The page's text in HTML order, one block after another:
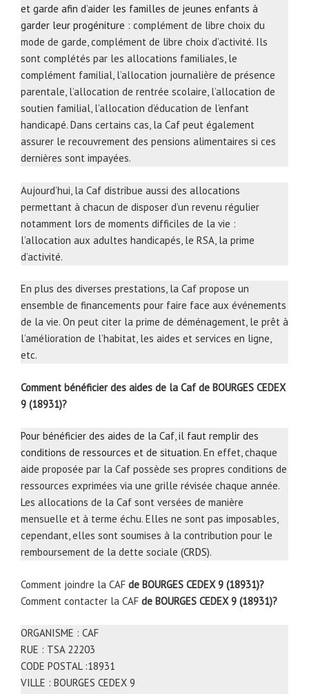
et garde afin d’aider les familles de jeunes enfants à
garder leur progéniture : complément de libre choix du
mode de garde, complément de libre choix d’activité. Ils
sont complétés par les allocations familiales, le
complément familial, l’allocation journalière de présence
parentale, l’allocation de rentrée scolaire, l’allocation de
soutien familial, l’allocation d’éducation de l’enfant
handicapé. Dans certains cas, la Caf peut également
assurer le recouvrement des pensions alimentaires si ces
dernières sont impayées.
Aujourd’hui, la Caf distribue aussi des allocations
permettant à chacun de disposer d’un revenu régulier
notamment lors de moments difficiles de la vie :
l’allocation aux adultes handicapés, le RSA, la prime
d’activité.
En plus des diverses prestations, la Caf propose un
ensemble de financements pour faire face aux événements
de la vie. On peut citer la prime de déménagement, le prêt à
l’amélioration de l’habitat, les aides et services en ligne,
etc.
Comment bénéficier des aides de la Caf de BOURGES CEDEX
9 (18931)?
Pour bénéficier des aides de la Caf, il faut remplir des
conditions de ressources et de situation. En effet, chaque
aide proposée par la Caf possède ses propres conditions de
ressources exprimées via une grille révisée chaque année.
Les allocations de la Caf sont versées de manière
mensuelle et à terme échu. Elles ne sont pas imposables,
cependant, elles sont soumises à la contribution pour le
remboursement de la dette sociale (CRDS).
Comment joindre la CAF de BOURGES CEDEX 9 (18931)?
Comment contacter la CAF de BOURGES CEDEX 9 (18931)?
ORGANISME : CAF
RUE : TSA 22203
CODE POSTAL :18931
VILLE : BOURGES CEDEX 9